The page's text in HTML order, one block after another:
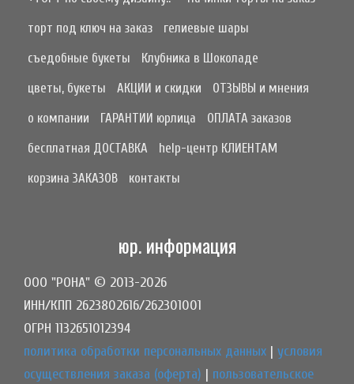
торт под ключ на заказ
гелиевые шары
съедобные букеты
Клубника в Шоколаде
цветы, букеты
АКЦИИ и скидки
ОТЗЫВЫ и мнения
о компании
ГАРАНТИИ юрлица
ОПЛАТА заказов
бесплатная ДОСТАВКА
help-центр КЛИЕНТАМ
корзина ЗАКАЗОВ
контакты
юр. информация
ООО "РОНА" © 2013-2026
ИНН/КПП 2623802616/262301001
ОГРН 1132651012394
политика обработки персональных данных | условия
осуществления заказа (оферта) | пользовательское